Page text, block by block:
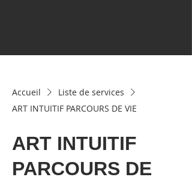
Accueil
Liste de services
ART INTUITIF PARCOURS DE VIE
ART INTUITIF
PARCOURS DE